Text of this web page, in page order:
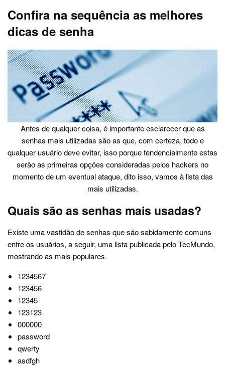
Confira na sequência as melhores
dicas de senha
Antes de qualquer coisa, é importante esclarecer que as
senhas mais utilizadas são as que, com certeza, todo e
qualquer usuário deve evitar, isso porque tendencialmente estas
serão as primeiras opções consideradas pelos hackers no
momento de um eventual ataque, dito isso, vamos à lista das
mais utilizadas.
Quais são as senhas mais usadas?
Existe uma vastidão de senhas que são sabidamente comuns
entre os usuários, a seguir, uma lista publicada pelo TecMundo,
mostrando as mais populares.
1234567
123456
12345
123123
000000
password
qwerty
asdfgh